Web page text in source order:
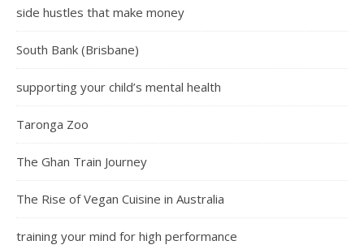
side hustles that make money
South Bank (Brisbane)
supporting your child’s mental health
Taronga Zoo
The Ghan Train Journey
The Rise of Vegan Cuisine in Australia
training your mind for high performance